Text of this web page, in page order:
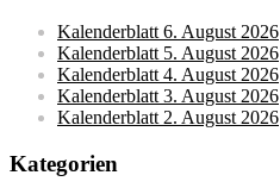
Kalenderblatt 6. August 2026
Kalenderblatt 5. August 2026
Kalenderblatt 4. August 2026
Kalenderblatt 3. August 2026
Kalenderblatt 2. August 2026
Kategorien